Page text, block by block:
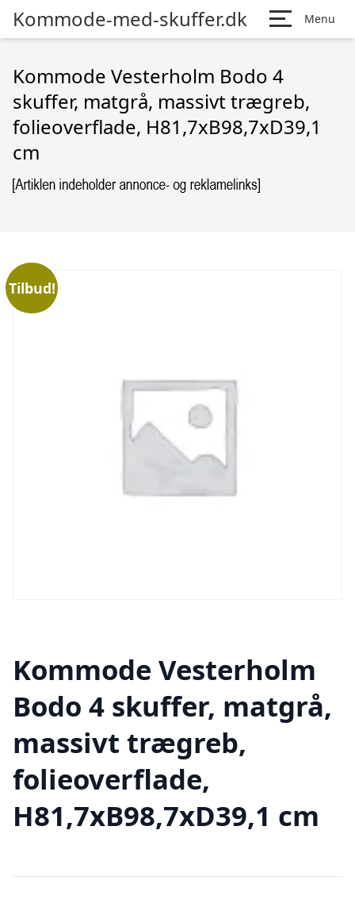
Kommode-med-skuffer.dk Menu
Kommode Vesterholm Bodo 4
skuffer, matgrå, massivt trægreb,
folieoverflade, H81,7xB98,7xD39,1
cm
Tilbud!
Kommode Vesterholm
Bodo 4 skuffer, matgrå,
massivt trægreb,
folieoverflade,
H81,7xB98,7xD39,1 cm